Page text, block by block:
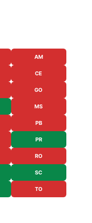
AM
CE
GO
MS
PB
PR
RO
SC
TO